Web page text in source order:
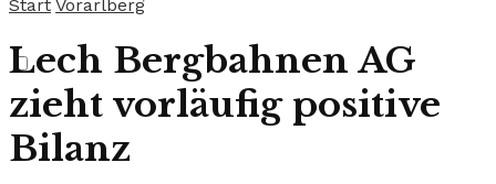
Start Vorarlberg
Lech Bergbahnen AG
zieht vorläufig positive
Bilanz